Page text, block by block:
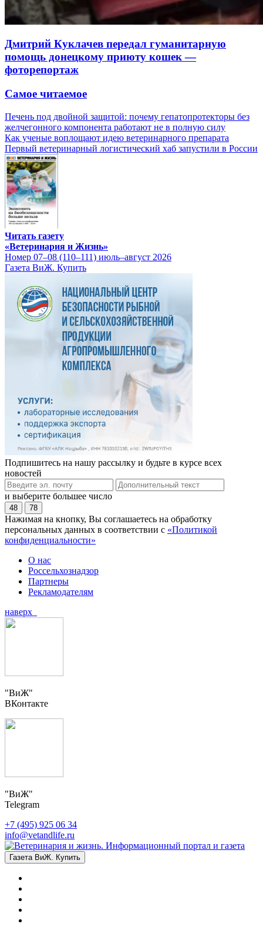
Дмитрий Куклачев передал гуманитарную
помощь донецкому приюту кошек —
фоторепортаж
Самое читаемое
Печень под двойной защитой: почему гепатопротекторы без
желчегонного компонента работают не в полную силу
Как ученые воплощают идею ветеринарного препарата
Первый ветеринарный логистический хаб запустили в России
Читать газету
«Ветеринария и Жизнь»
Номер 07–08 (110–111) июль–август 2026
Газета ВиЖ. Купить
Подпишитесь на нашу рассылку и будьте в курсе всех
новостей
и выберите большее число
48 78
Нажимая на кнопку, Вы соглашаетесь на обработку
персональных данных в соответствии с «Политикой
конфиденциальности»
О нас
Россельхознадзор
Партнеры
Рекламодателям
наверх
"ВиЖ"
ВКонтакте
"ВиЖ"
Telegram
+7 (495) 925 06 34
info@vetandlife.ru
Газета ВиЖ. Купить